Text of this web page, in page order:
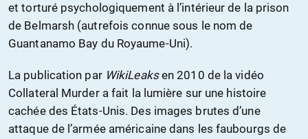
et torturé psychologiquement à l’intérieur de la prison
de Belmarsh (autrefois connue sous le nom de
Guantanamo Bay du Royaume-Uni).
La publication par WikiLeaksen 2010 de la vidéo
Collateral Murder a fait la lumière sur une histoire
cachée des États-Unis. Des images brutes d’une
attaque de l’armée américaine dans les faubourgs de